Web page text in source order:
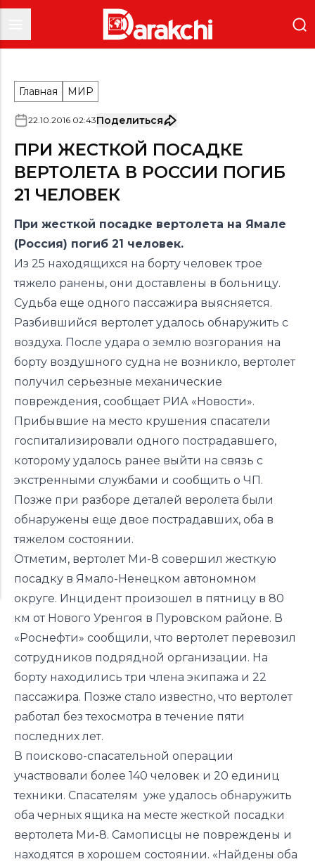
Главная МИР
22.10.2016 02:43Поделиться
ПРИ ЖЕСТКОЙ ПОСАДКЕ
ВЕРТОЛЕТА В РОССИИ ПОГИБ
21 ЧЕЛОВЕК
При жесткой посадке вертолета на Ямале
(Россия) погиб 21 человек.
Из 25 находящихся на борту человек трое
тяжело ранены, они доставлены в больницу.
Судьба еще одного пассажира выясняется.
Разбившийся вертолет удалось обнаружить с
воздуха. После удара о землю возгорания на
борту воздушного судна не возникло, вертолет
получил серьезные механические
повреждения, сообщает РИА «Новости».
Прибывшие на место крушения спасатели
госпитализировали одного пострадавшего,
которому удалось ранее выйти на связь с
экстренными службами и сообщить о ЧП.
Позже при разборе деталей веролета были
обнаружены еще двое пострадавших, оба в
тяжелом состоянии.
Отметим, вертолет Ми-8 совершил жесткую
посадку в Ямало-Ненецком автономном
округе. Инцидент произошел в пятницу в 80
км от Нового Уренгоя в Пуровском районе. В
«Роснефти» сообщили, что вертолет перевозил
сотрудников подрядной организации. На
борту находились три члена экипажа и 22
пассажира. Позже стало известно, что вертолет
работал без техосмотра в течение пяти
последних лет.
В поисково-спасательной операции
участвовали более 140 человек и 20 единиц
техники. Спасателям уже удалось обнаружить
оба черных ящика на месте жесткой посадки
вертолета Ми-8. Самописцы не повреждены и
находятся в хорошем состоянии. «Найдены оба